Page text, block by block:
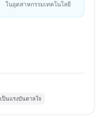
ในอุตสาหกรรมเทคโนโลยี
เป็นแรงบันดาลใจ